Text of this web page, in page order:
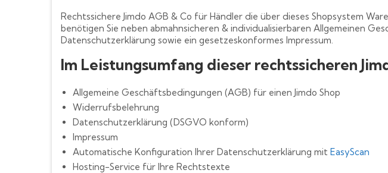
Rechtssichere Jimdo AGB & Co für Händler die über dieses Shopsystem
benötigen Sie neben abmahnsicheren & individualisierbaren Allgemeinen
Datenschutzerklärung sowie ein gesetzeskonformes Impressum.
Im Leistungsumfang dieser rechtssicheren
Allgemeine Geschäftsbedingungen (AGB) für einen Jimdo Shop
Widerrufsbelehrung
Datenschutzerklärung (DSGVO konform)
Impressum
Automatische Konfiguration Ihrer Datenschutzerklärung mit EasyScan
Hosting-Service für Ihre Rechtstexte